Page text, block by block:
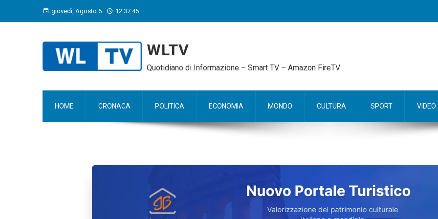
giovedì, Agosto 6 12:37:46
WLTV
Quotidiano di Informazione – Smart TV – Amazon FireTV
HOME CRONACA POLITICA ECONOMIA MONDO CULTURA SPORT VIDEO